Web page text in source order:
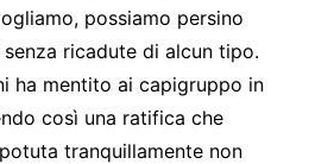
possiamo persino
ricadute di alcun tipo.
ha mentito ai capigruppo in
così una ratifica che
tranquillamente non